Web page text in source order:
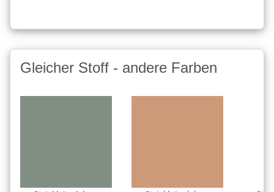
Gleicher Stoff - andere Farben